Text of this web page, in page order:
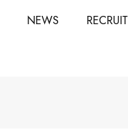
NEWS RECRUIT